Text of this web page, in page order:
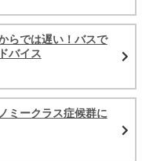
らでは遅い！バスで
バイス
ミークラス症候群に